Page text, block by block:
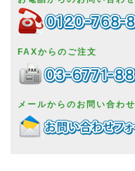
FAXからのご注文
メールからのお問い合わせ